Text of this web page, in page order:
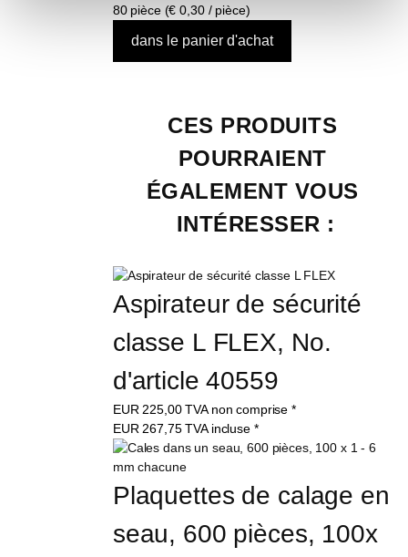
80 pièce (€ 0,30 / pièce)
CES PRODUITS
POURRAIENT
ÉGALEMENT VOUS
INTÉRESSER :
Aspirateur de sécurité
classe L FLEX, No.
d'article 40559
EUR225,00TVA non comprise *
EUR267,75TVA incluse *
Plaquettes de calage en
seau, 600 pièces, 100x